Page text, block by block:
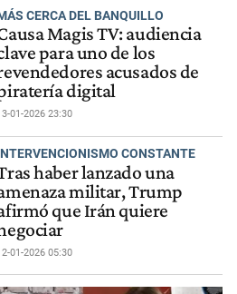
CERCA DEL BANQUILLO
Magis TV: audiencia
para uno de los
acusados de
digital
01-2026 23:30
CONSTANTE
haber lanzado una
militar, Trump
que Irán quiere
01-2026 05:30